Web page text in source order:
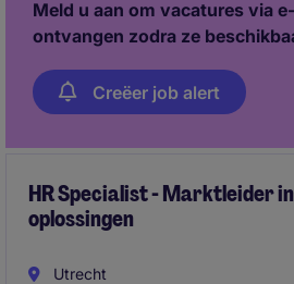
het waarborgen van een
experience.
Meld u aan om vacatures via
ontvangen zodra ze
Creëer job alert
HR Specialist - Marktleider
oplossingen
Utrecht